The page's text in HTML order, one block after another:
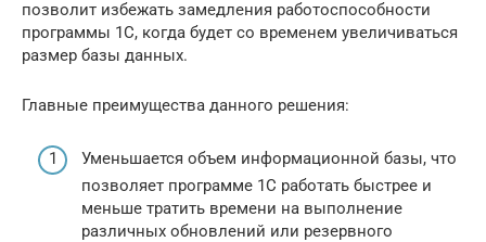
позволит избежать замедления работоспособности
программы 1С, когда будет со временем увеличиваться
размер базы данных.
Главные преимущества данного решения:
Уменьшается объем информационной базы, что
позволяет программе 1С работать быстрее и
меньше тратить времени на выполнение
различных обновлений или резервного